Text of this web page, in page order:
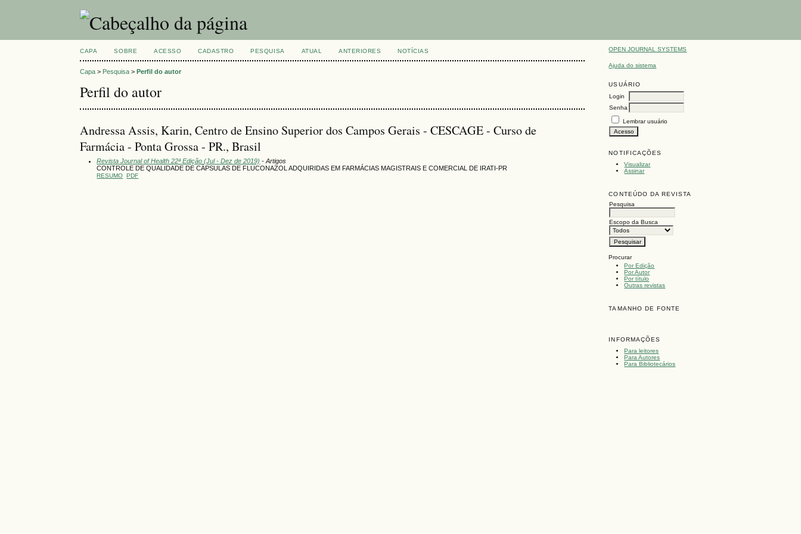
OPEN JOURNAL SYSTEMS
Ajuda do sistema
USUÁRIO
Login
Senha
Lembrar usuário
NOTIFICAÇÕES
Visualizar
Assinar
CONTEÚDO DA REVISTA
Pesquisa
Escopo da Busca
Procurar
Por Edição
Por Autor
Por título
Outras revistas
TAMANHO DE FONTE
INFORMAÇÕES
Para leitores
Para Autores
Para Bibliotecários
CAPA SOBRE ACESSO CADASTRO PESQUISA ATUAL ANTERIORES NOTÍCIAS
Capa > Pesquisa >Perfil do autor
Perfil do autor
Andressa Assis, Karin, Centro de Ensino Superior dos Campos Gerais - CESCAGE - Curso de
Farmácia - Ponta Grossa - PR., Brasil
Revista Journal of Health 22ª Edição (Jul - Dez de 2019) - Artigos
CONTROLE DE QUALIDADE DE CÁPSULAS DE FLUCONAZOL ADQUIRIDAS EM FARMÁCIAS MAGISTRAIS E COMERCIAL DE IRATI-PR
RESUMO PDF